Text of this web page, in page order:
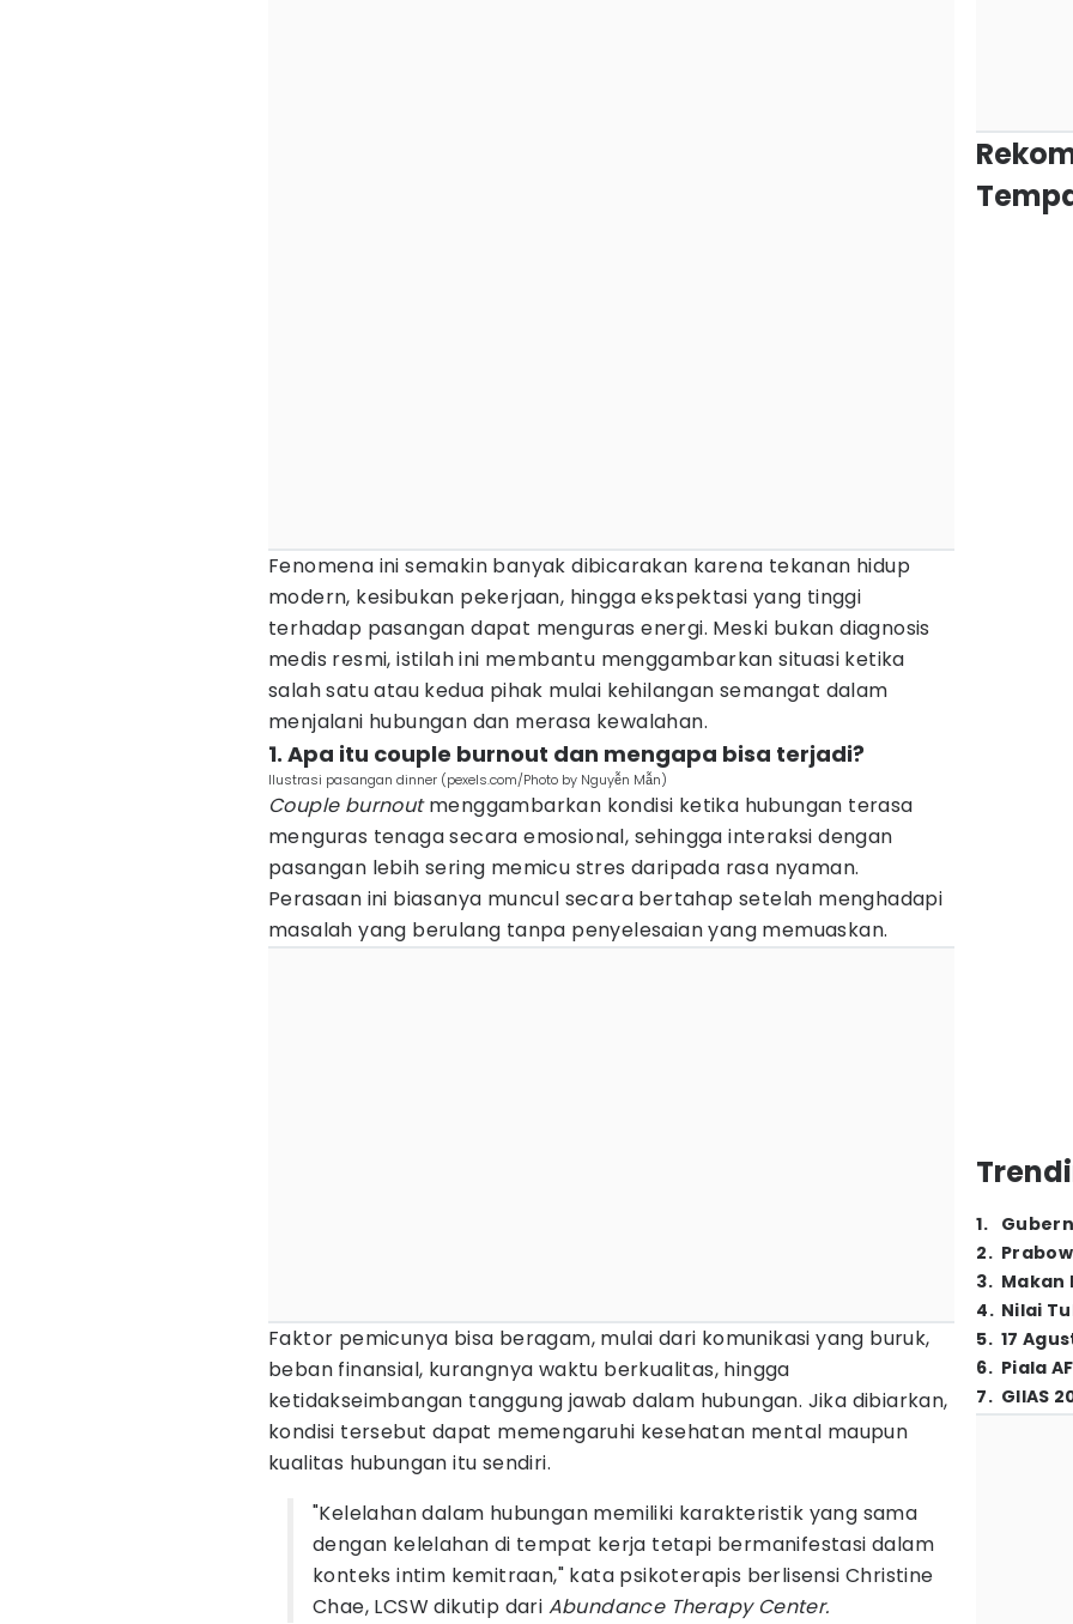
Fenomena ini semakin banyak dibicarakan karena tekanan hidup
modern, kesibukan pekerjaan, hingga ekspektasi yang tinggi
terhadap pasangan dapat menguras energi. Meski bukan diagnosis
medis resmi, istilah ini membantu menggambarkan situasi ketika
salah satu atau kedua pihak mulai kehilangan semangat dalam
menjalani hubungan dan merasa kewalahan.
1. Apa itu couple burnout dan mengapa bisa terjadi?
Ilustrasi pasangan dinner (pexels.com/Photo by Nguyễn Mẫn)
Couple burnoutmenggambarkan kondisi ketika hubungan terasa
menguras tenaga secara emosional, sehingga interaksi dengan
pasangan lebih sering memicu stres daripada rasa nyaman.
Perasaan ini biasanya muncul secara bertahap setelah menghadapi
masalah yang berulang tanpa penyelesaian yang memuaskan.
Faktor pemicunya bisa beragam, mulai dari komunikasi yang buruk,
beban finansial, kurangnya waktu berkualitas, hingga
ketidakseimbangan tanggung jawab dalam hubungan. Jika dibiarkan,
kondisi tersebut dapat memengaruhi kesehatan mental maupun
kualitas hubungan itu sendiri.
"Kelelahan dalam hubungan memiliki karakteristik yang sama
dengan kelelahan di tempat kerja tetapi bermanifestasi dalam
konteks intim kemitraan," kata psikoterapis berlisensi Christine
Chae, LCSW dikutip dari Abundance Therapy Center.
1.
2.
3. Makan
4. Nilai
5. 17
6. Piala
7. GIIAS